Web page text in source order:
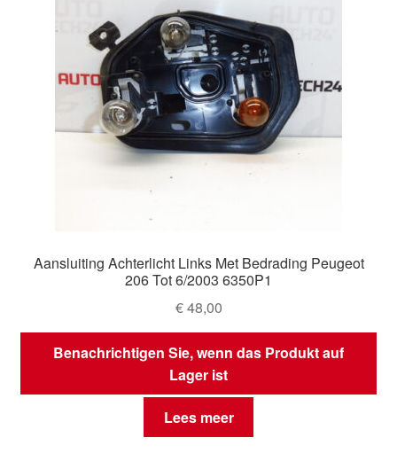
Aansluiting Achterlicht Links Met Bedrading Peugeot
206 Tot 6/2003 6350P1
€48,00
Benachrichtigen Sie, wenn das Produkt auf
Lager ist
Lees meer